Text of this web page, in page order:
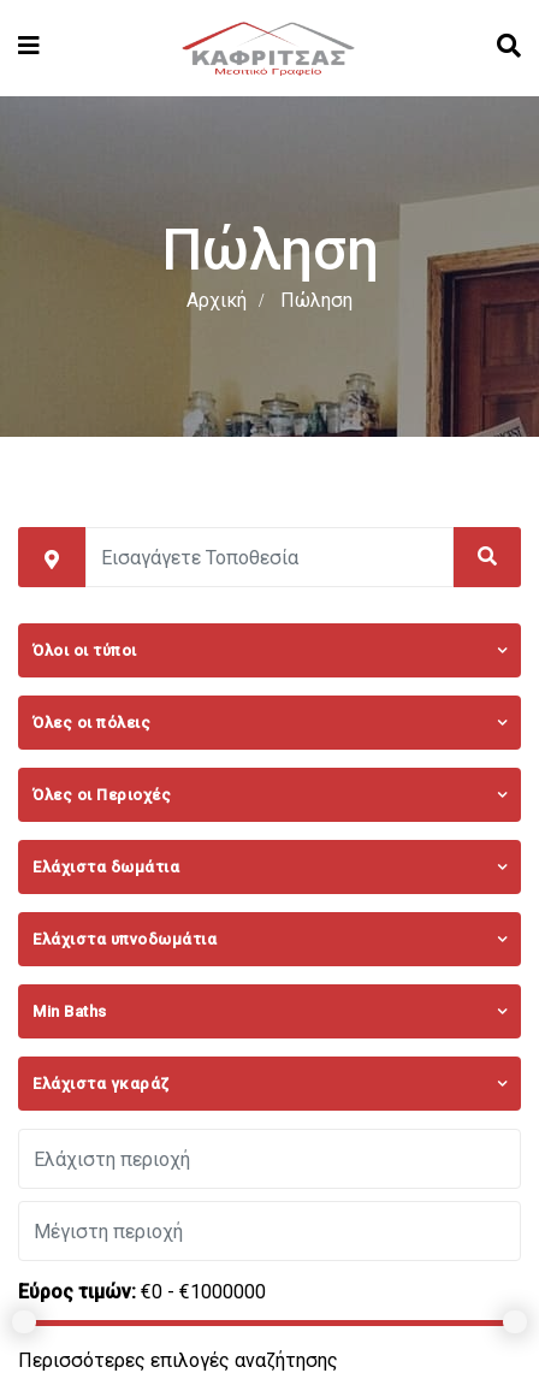
Πώληση
Αρχική Πώληση
Όλοι οι τύποι
Όλες οι πόλεις
Όλες οι Περιοχές
Ελάχιστα δωμάτια
Ελάχιστα υπνοδωμάτια
Min Baths
Ελάχιστα γκαράζ
Εύρος τιμών: €0 - €1000000
Περισσότερες επιλογές αναζήτησης